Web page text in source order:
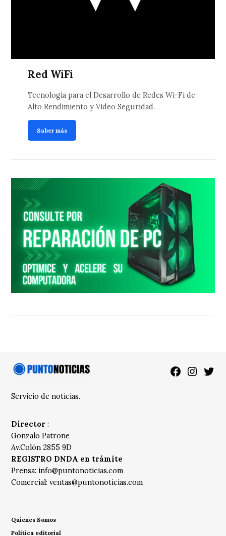
Red WiFi
Tecnología para el Desarrollo de Redes Wi-Fi de
Alto Rendimiento y Video Seguridad.
Saber más
Facebook
Servicio de noticias.
Director :
Gonzalo Patrone
Av.Colón 2855 9D
REGISTRO DNDA en trámite
Prensa: info@puntonoticias.com
Comercial:ventas@puntonoticias.com
Quienes Somos
Política editorial